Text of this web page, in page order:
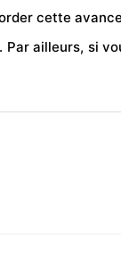
cette
Par ailleurs, si